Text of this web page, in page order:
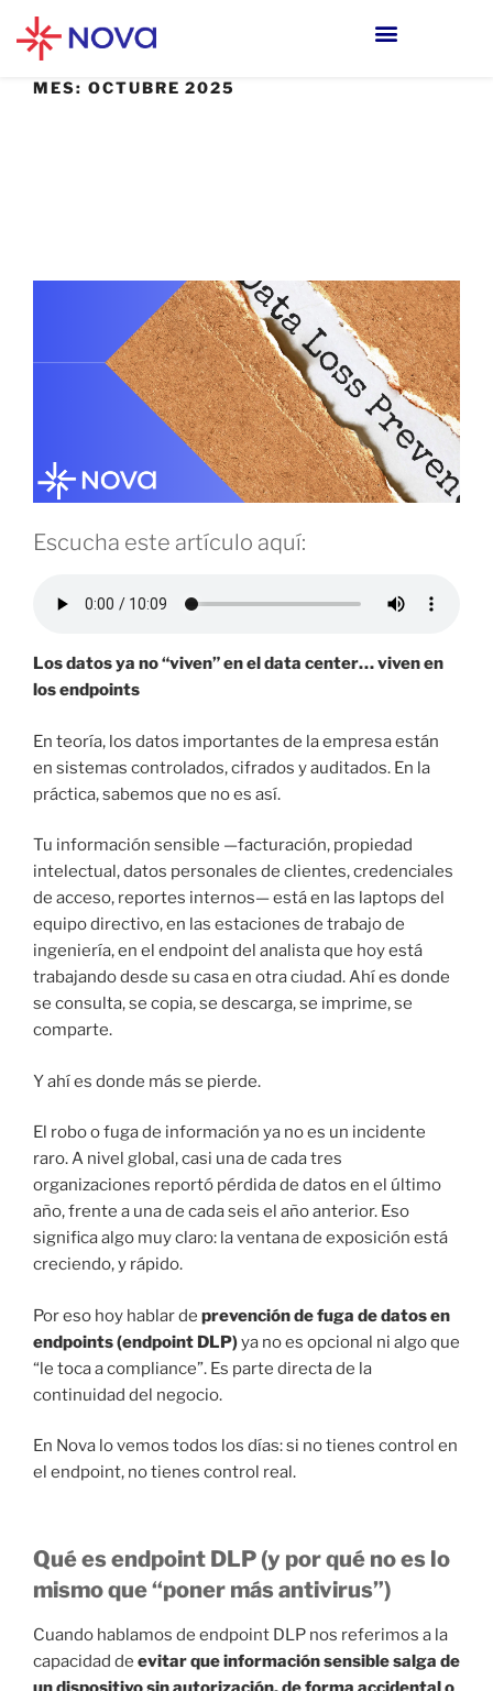
MES: OCTUBRE 2025
Escucha este artículo aquí:
Los datos ya no “viven” en el data center… viven en
los endpoints
En teoría, los datos importantes de la empresa están
en sistemas controlados, cifrados y auditados. En la
práctica, sabemos que no es así.
Tu información sensible —facturación, propiedad
intelectual, datos personales de clientes, credenciales
de acceso, reportes internos— está en las laptops del
equipo directivo, en las estaciones de trabajo de
ingeniería, en el endpoint del analista que hoy está
trabajando desde su casa en otra ciudad. Ahí es donde
se consulta, se copia, se descarga, se imprime, se
comparte.
Y ahí es donde más se pierde.
El robo o fuga de información ya no es un incidente
raro. A nivel global, casi una de cada tres
organizaciones reportó pérdida de datos en el último
año, frente a una de cada seis el año anterior. Eso
significa algo muy claro: la ventana de exposición está
creciendo, y rápido.
Por eso hoy hablar de prevención de fuga de datos en
endpoints (endpoint DLP)ya no es opcional ni algo que
“le toca a compliance”. Es parte directa de la
continuidad del negocio.
En Nova lo vemos todos los días: si no tienes control en
el endpoint, no tienes control real.
Qué es endpoint DLP (y por qué no es lo
mismo que “poner más antivirus”)
Cuando hablamos de endpoint DLP nos referimos a la
capacidad de evitar que información sensible salga de